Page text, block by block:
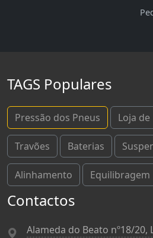
TAGS Populares
Pressão dos Pneus Loja de
Travões Baterias
Alinhamento Equilibragem
Contactos
Alameda do Beato nº18/20,